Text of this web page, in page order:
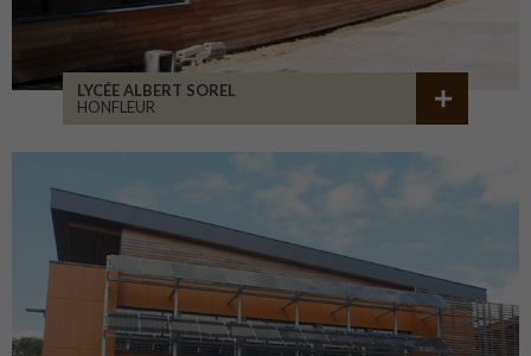
LYCÉE ALBERT SOREL
HONFLEUR